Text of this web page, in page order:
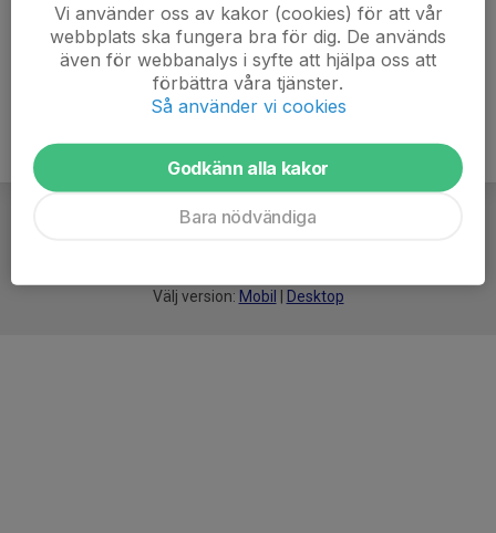
Välj version: Mobil Desktop
Vi använder oss av kakor (cookies) för att vår
webbplats ska fungera bra för dig. De används
även för webbanalys i syfte att hjälpa oss att
förbättra våra tjänster.
Så använder vi cookies
Godkänn alla kakor
Bara nödvändiga